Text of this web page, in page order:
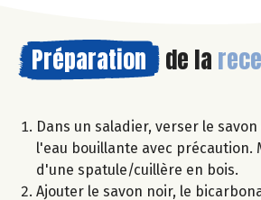
Préparation de la
Dans un saladier, verser le
l'eau bouillante avec précaution.
d'une spatule/cuillère en bois.
Ajouter le savon noir, le